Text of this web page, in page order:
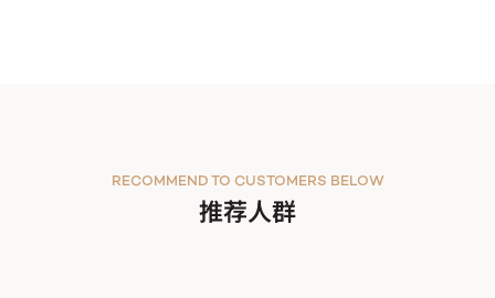
推荐人群
RECOMMEND TO CUSTOMERS BELOW